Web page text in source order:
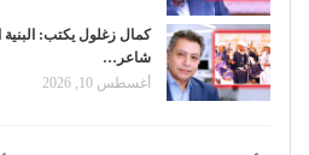
شاعر…
أغسطس 10, 2026